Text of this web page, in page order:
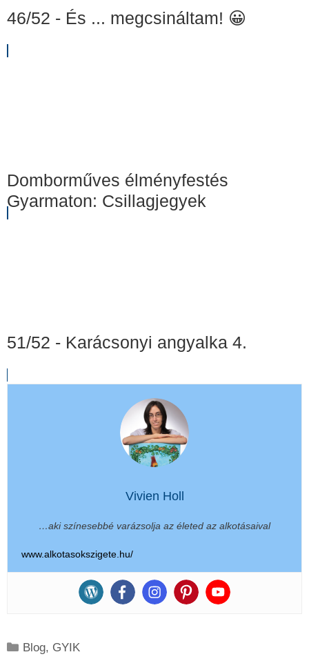
46/52 - És ... megcsináltam! 😀
Domborműves élményfestés
Gyarmaton: Csillagjegyek
51/52 - Karácsonyi angyalka 4.
Vivien Holl
…aki színesebbé varázsolja az életed az alkotásaival
www.alkotasokszigete.hu/
Kategória
Blog, GYIK